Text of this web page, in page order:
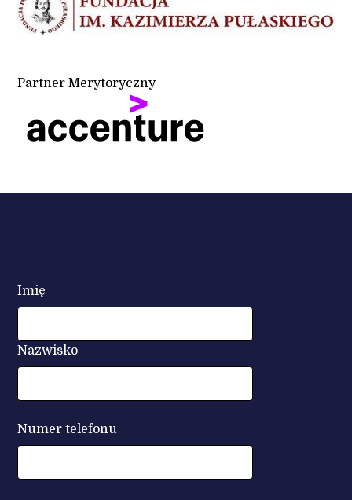
Partner Merytoryczny
Imię
Nazwisko
Numer telefonu